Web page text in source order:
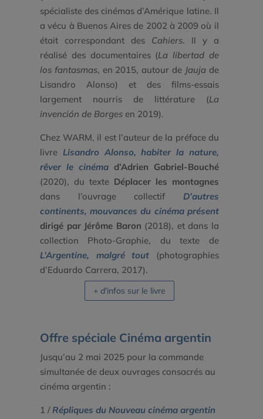
spécialiste des cinémas d’Amérique latine. Il
a vécu à Buenos Aires de 2002 à 2009 où il
était correspondant des Cahiers. Il y a
réalisé des documentaires (La libertad de
los fantasmas, en 2015, autour de Jaujade
Lisandro Alonso) et des films-essais
largement nourris de littérature (La
invención de Borges en 2019).
Chez WARM, il est l’auteur de la préface du
livre Lisandro Alonso, habiter la nature,
rêver le cinémad’Adrien Gabriel-Bouché
(2020), du texte Déplacer les montagnes
dans l’ouvrage collectif D’autres
continents, mouvances du cinéma présent
dirigé par Jérôme Baron (2018), et dans la
collection Photo-Graphie, du texte de
L’Argentine, malgré tout (photographies
d’Eduardo Carrera, 2017).
+ d'infos sur le livre
Offre spéciale Cinéma argentin
Jusqu’au 2 mai 2025 pour la commande
simultanée de deux ouvrages consacrés au
cinéma argentin :
1 / Répliques du Nouveau cinéma argentin